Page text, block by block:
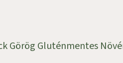
Görög Gluténmentes